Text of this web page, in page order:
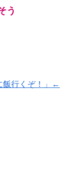
う
飯行くぞ！」←